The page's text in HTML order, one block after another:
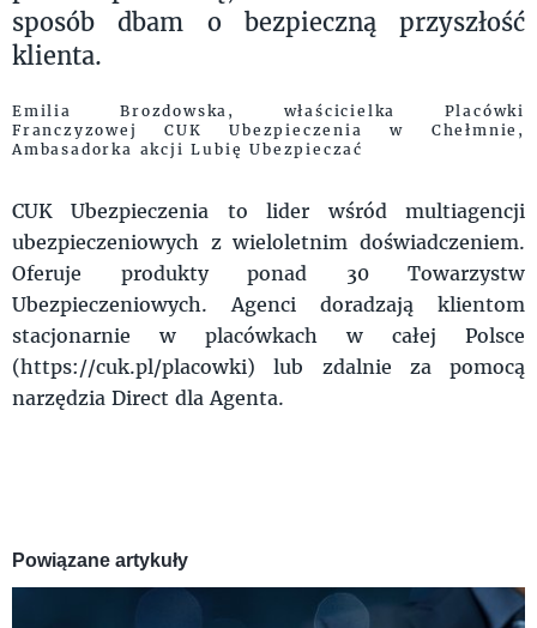
sposób dbam o bezpieczną przyszłość
klienta.
Emilia Brozdowska, właścicielka Placówki
Franczyzowej CUK Ubezpieczenia w Chełmnie,
Ambasadorka akcji Lubię Ubezpieczać
CUK Ubezpieczenia to lider wśród multiagencji
ubezpieczeniowych z wieloletnim doświadczeniem.
Oferuje produkty ponad 30 Towarzystw
Ubezpieczeniowych. Agenci doradzają klientom
stacjonarnie w placówkach w całej Polsce
(https://cuk.pl/placowki) lub zdalnie za pomocą
narzędzia Direct dla Agenta.
Powiązane artykuły